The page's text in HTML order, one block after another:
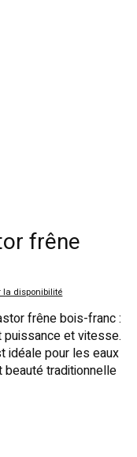
frêne
la disponibilité
frêne bois-franc :
puissance et vitesse.
idéale pour les eaux
traditionnelle